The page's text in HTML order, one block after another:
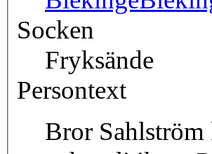
Socken
Fryksände
Persontext
Bror